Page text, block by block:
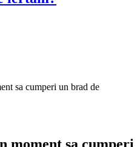
sa cumperi un brad de
moment sa cumperi